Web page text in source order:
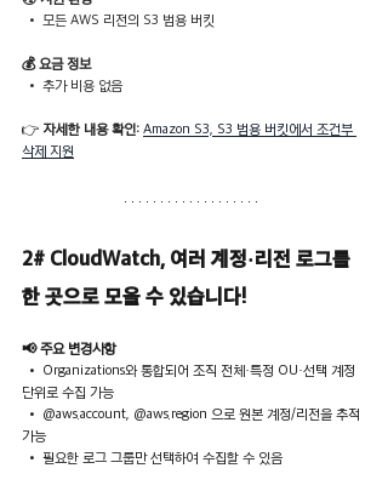
• 모든 AWS 리전의 S3 범용 버킷
💰 요금 정보
• 추가 비용 없음
👉 자세한 내용 확인: Amazon S3, S3 범용 버킷에서 조건부
삭제 지원
2# CloudWatch, 여러 계정·리전 로그를
한 곳으로 모을 수 있습니다!
📢 주요 변경사항
• Organizations와 통합되어 조직 전체·특정 OU·선택 계정
단위로 수집 가능
• @aws.account, @aws.region 으로 원본 계정/리전을 추적
가능
• 필요한 로그 그룹만 선택하여 수집할 수 있음